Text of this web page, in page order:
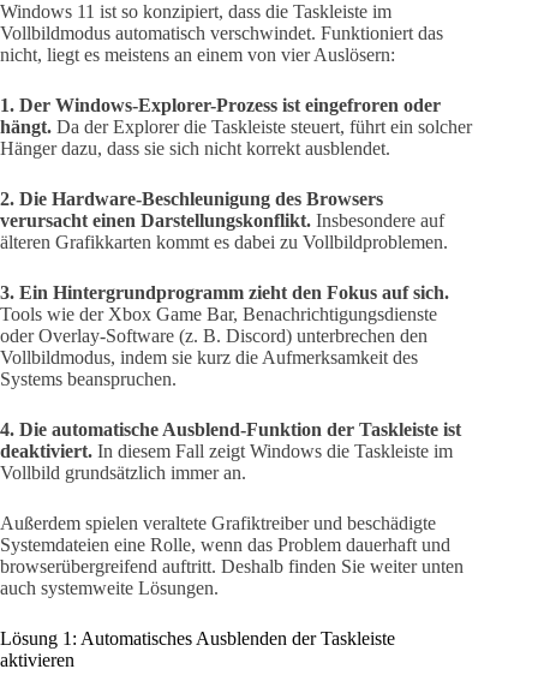
Windows 11 ist so konzipiert, dass die Taskleiste im
Vollbildmodus automatisch verschwindet. Funktioniert das
nicht, liegt es meistens an einem von vier Auslösern:
1. Der Windows-Explorer-Prozess ist eingefroren oder
hängt. Da der Explorer die Taskleiste steuert, führt ein solcher
Hänger dazu, dass sie sich nicht korrekt ausblendet.
2. Die Hardware-Beschleunigung des Browsers
verursacht einen Darstellungskonflikt. Insbesondere auf
älteren Grafikkarten kommt es dabei zu Vollbildproblemen.
3. Ein Hintergrundprogramm zieht den Fokus auf sich.
Tools wie der Xbox Game Bar, Benachrichtigungsdienste
oder Overlay-Software (z. B. Discord) unterbrechen den
Vollbildmodus, indem sie kurz die Aufmerksamkeit des
Systems beanspruchen.
4. Die automatische Ausblend-Funktion der Taskleiste ist
deaktiviert. In diesem Fall zeigt Windows die Taskleiste im
Vollbild grundsätzlich immer an.
Außerdem spielen veraltete Grafiktreiber und beschädigte
Systemdateien eine Rolle, wenn das Problem dauerhaft und
browserübergreifend auftritt. Deshalb finden Sie weiter unten
auch systemweite Lösungen.
Lösung 1: Automatisches Ausblenden der Taskleiste
aktivieren